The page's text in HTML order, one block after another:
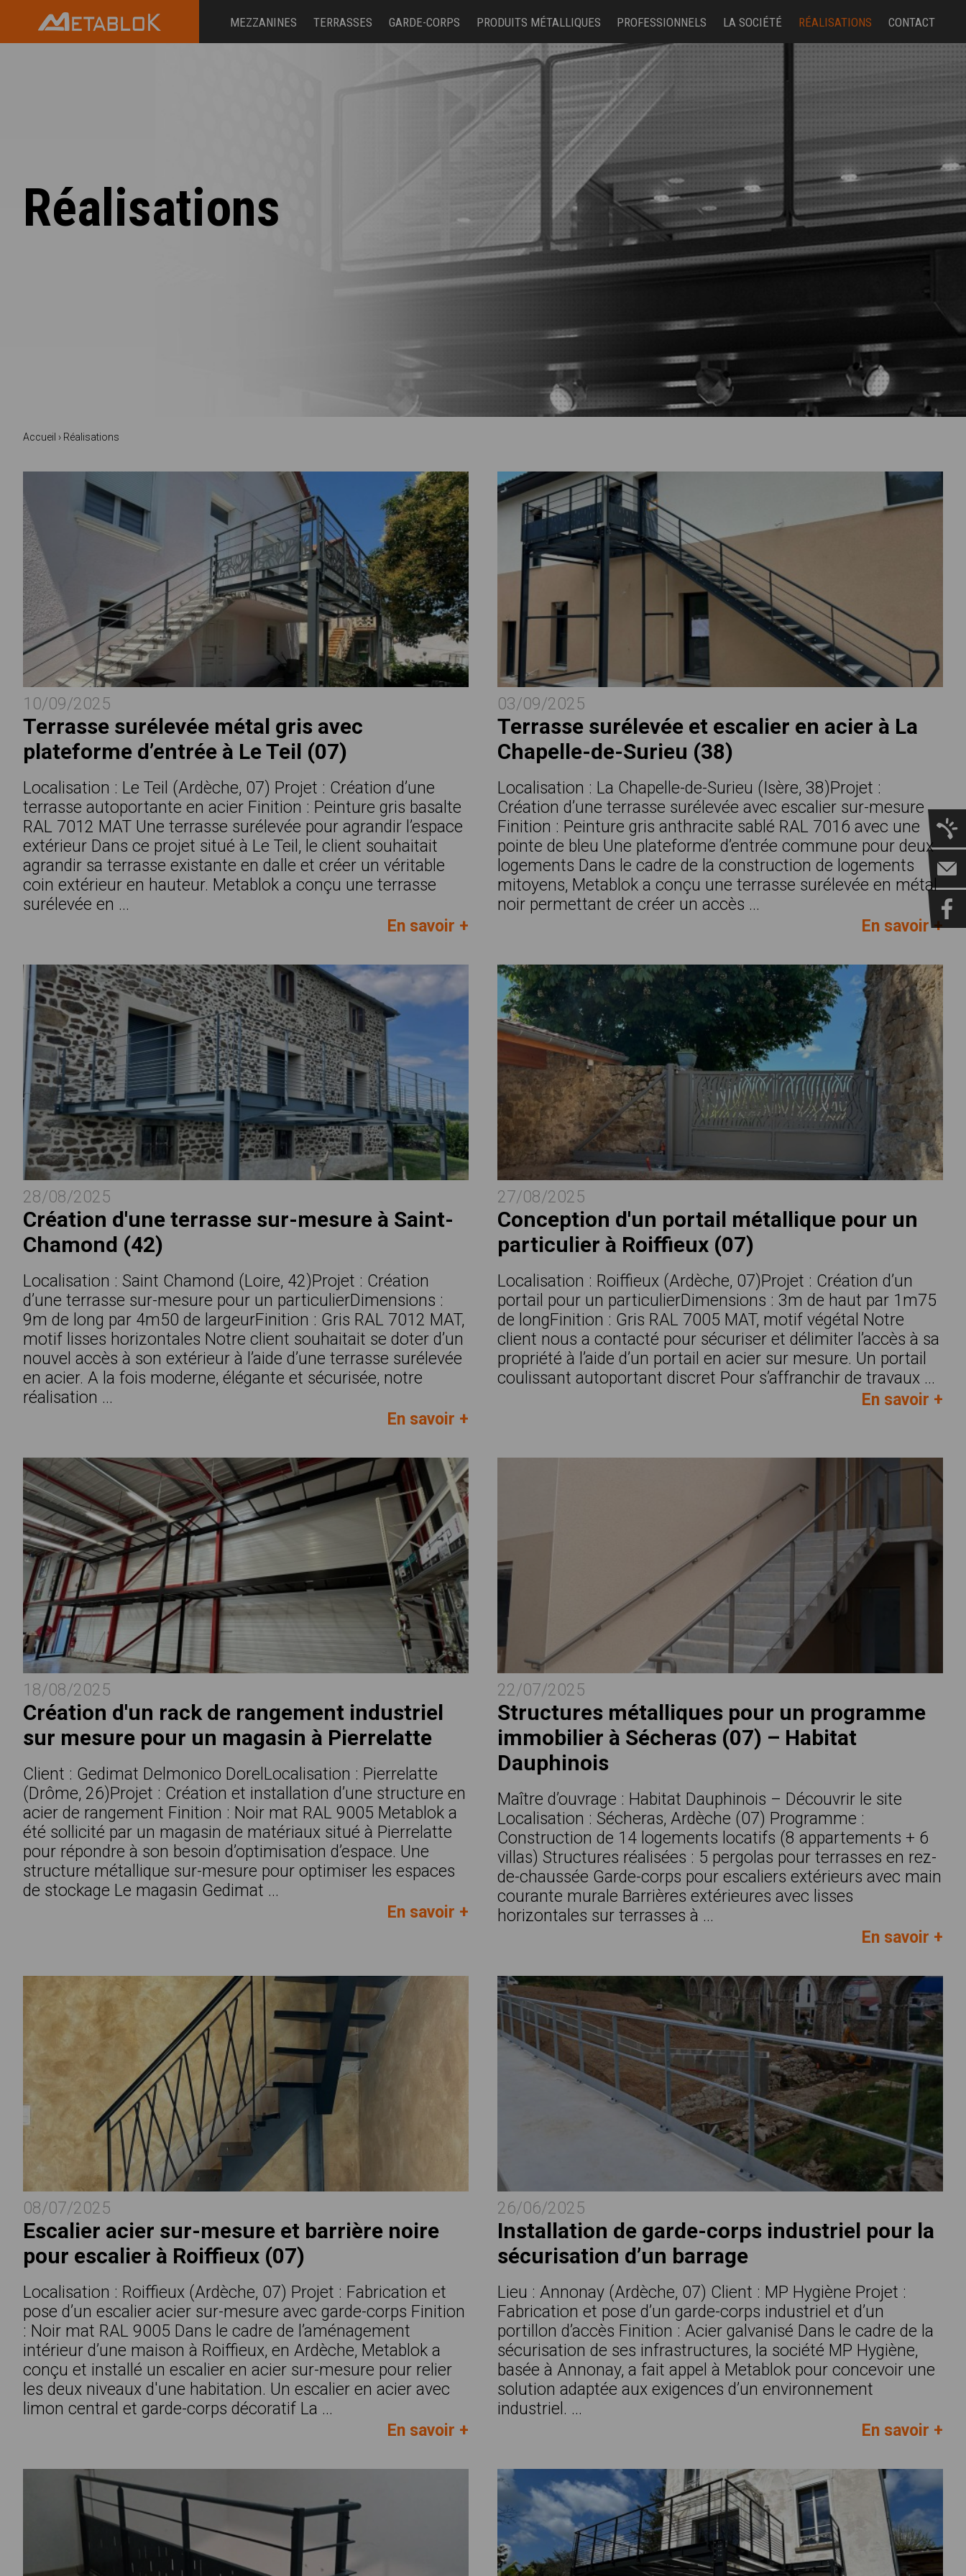
MEZZANINES TERRASSES GARDE-CORPS PRODUITS MÉTALLIQUES PROFESSIONNELS LA SOCIÉTÉ RÉALISATIONS CONTACT
Réalisations
Accueil › Réalisations
10/09/2025
Terrasse surélevée métal gris avec
plateforme d’entrée à Le Teil (07)
Localisation : Le Teil (Ardèche, 07) Projet : Création d’une
terrasse autoportante en acier Finition : Peinture gris basalte
RAL 7012 MAT Une terrasse surélevée pour agrandir l’espace
extérieur Dans ce projet situé à Le Teil, le client souhaitait
agrandir sa terrasse existante en dalle et créer un véritable
coin extérieur en hauteur. Metablok a conçu une terrasse
surélevée en ...
En savoir +
03/09/2025
Terrasse surélevée et escalier en acier à La
Chapelle-de-Surieu (38)
Localisation : La Chapelle-de-Surieu (Isère, 38)Projet :
Création d’une terrasse surélevée avec escalier sur-mesure
Finition : Peinture gris anthracite sablé RAL 7016 avec une
pointe de bleu Une plateforme d’entrée commune pour deux
logements Dans le cadre de la construction de logements
mitoyens, Metablok a conçu une terrasse surélevée en métal
noir permettant de créer un accès ...
En savoir +
28/08/2025
Création d'une terrasse sur-mesure à Saint-
Chamond (42)
Localisation : Saint Chamond (Loire, 42)Projet : Création
d’une terrasse sur-mesure pour un particulierDimensions :
9m de long par 4m50 de largeurFinition : Gris RAL 7012 MAT,
motif lisses horizontales Notre client souhaitait se doter d’un
nouvel accès à son extérieur à l’aide d’une terrasse surélevée
en acier. A la fois moderne, élégante et sécurisée, notre
réalisation ...
En savoir +
27/08/2025
Conception d'un portail métallique pour un
particulier à Roiffieux (07)
Localisation : Roiffieux (Ardèche, 07)Projet : Création d’un
portail pour un particulierDimensions : 3m de haut par 1m75
de longFinition : Gris RAL 7005 MAT, motif végétal Notre
client nous a contacté pour sécuriser et délimiter l’accès à sa
propriété à l’aide d’un portail en acier sur mesure. Un portail
coulissant autoportant discret Pour s’affranchir de travaux ...
En savoir +
18/08/2025
Création d'un rack de rangement industriel
sur mesure pour un magasin à Pierrelatte
Client : Gedimat Delmonico DorelLocalisation : Pierrelatte
(Drôme, 26)Projet : Création et installation d’une structure en
acier de rangement Finition : Noir mat RAL 9005 Metablok a
été sollicité par un magasin de matériaux situé à Pierrelatte
pour répondre à son besoin d’optimisation d’espace. Une
structure métallique sur-mesure pour optimiser les espaces
de stockage Le magasin Gedimat ...
En savoir +
22/07/2025
Structures métalliques pour un programme
immobilier à Sécheras (07) – Habitat
Dauphinois
Maître d’ouvrage : Habitat Dauphinois – Découvrir le site
Localisation : Sécheras, Ardèche (07) Programme :
Construction de 14 logements locatifs (8 appartements + 6
villas) Structures réalisées : 5 pergolas pour terrasses en rez-
de-chaussée Garde-corps pour escaliers extérieurs avec main
courante murale Barrières extérieures avec lisses
horizontales sur terrasses à ...
En savoir +
08/07/2025
Escalier acier sur-mesure et barrière noire
pour escalier à Roiffieux (07)
Localisation : Roiffieux (Ardèche, 07) Projet : Fabrication et
pose d’un escalier acier sur-mesure avec garde-corps Finition
: Noir mat RAL 9005 Dans le cadre de l’aménagement
intérieur d’une maison à Roiffieux, en Ardèche, Metablok a
conçu et installé un escalier en acier sur-mesure pour relier
les deux niveaux d'une habitation. Un escalier en acier avec
limon central et garde-corps décoratif La ...
En savoir +
26/06/2025
Installation de garde-corps industriel pour la
sécurisation d’un barrage
Lieu : Annonay (Ardèche, 07) Client : MP Hygiène Projet :
Fabrication et pose d’un garde-corps industriel et d’un
portillon d’accès Finition : Acier galvanisé Dans le cadre de la
sécurisation de ses infrastructures, la société MP Hygiène,
basée à Annonay, a fait appel à Metablok pour concevoir une
solution adaptée aux exigences d’un environnement
industriel. ...
En savoir +